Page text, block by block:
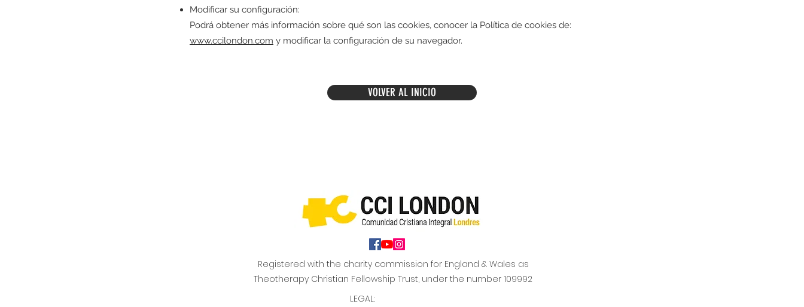
Modificar su configuración:
Podrá obtener más información sobre qué son las cookies, conocer la Política de cookies de:
www.ccilondon.com y modificar la configuración de su navegador.
VOLVER AL INICIO
Registered with the charity commission for England & Wales as
Theotherapy Christian Fellowship Trust, under the number 109992
LEGAL: